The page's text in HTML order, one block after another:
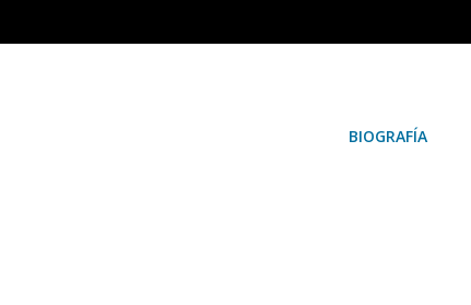
BIOGRAFÍA